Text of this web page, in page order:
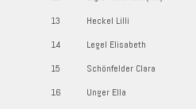
13
Heckel Lilli
14
Legel Elisabeth
15
Schönfelder Clara
16
Unger Ella